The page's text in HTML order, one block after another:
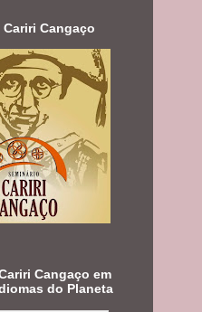
Cangaço
Cangaço em
do Planeta